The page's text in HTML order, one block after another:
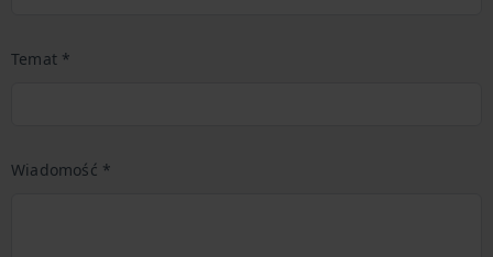
Temat *
Wiadomość *